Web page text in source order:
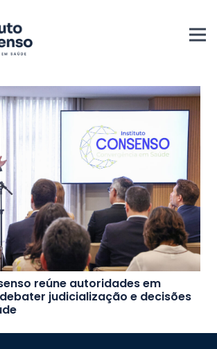
reúne autoridades em
judicialização e decisões